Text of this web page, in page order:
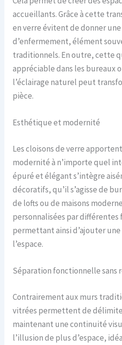
accueillants. Grâce à cette
en verre évitent de donner
d’enfermement, élément
traditionnels. En outre, cette
appréciable dans les bureaux
l’éclairage naturel peut
pièce.
Esthétique et modernité
Les cloisons de verre
modernité à n’importe quel
épuré et élégant s’intègre
décoratifs, qu’il s’agisse de
de lofts ou de maisons
personnalisées par
permettant ainsi d’ajouter
l’espace.
Séparation fonctionnelle sans
Contrairement aux murs
vitrées permettent de
maintenant une continuité
l’illusion de plus d’espace,